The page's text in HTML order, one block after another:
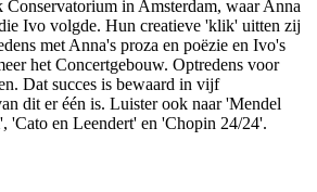
Conservatorium in Amsterdam, waar Anna
Ivo volgde. Hun creatieve 'klik' uitten zij
met Anna's proza en poëzie en Ivo's
het Concertgebouw. Optredens voor
Dat succes is bewaard in vijf
dit er één is. Luister ook naar 'Mendel
'Cato en Leendert' en 'Chopin 24/24'.